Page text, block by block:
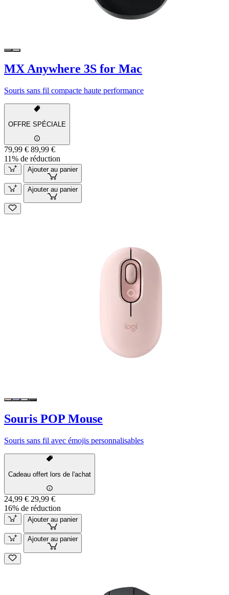
MX Anywhere 3S for Mac
Souris sans fil compacte haute performance
OFFRE SPÉCIALE
79,99 € 89,99 €
11% de réduction
Ajouter au panier
Ajouter au panier
Souris POP Mouse
Souris sans fil avec émojis personnalisables
Cadeau offert lors de l'achat
24,99 € 29,99 €
16% de réduction
Ajouter au panier
Ajouter au panier